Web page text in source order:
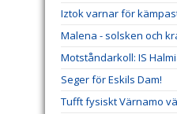
Iztok varnar för
Malena - solsken och
Motståndarkoll: IS
Seger för Eskils Dam!
Tufft fysiskt Värnamo